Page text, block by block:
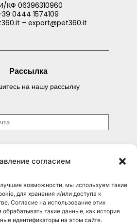
согласием
возможности, мы используем такие
для хранения и/или доступа к
Согласие на использование этих
обрабатывать такие данные, как история
идентификаторы на этом сайте.
КФ 06396310960
0444 1574109
– export@pet360.it
Рассылка
на нашу рассылку